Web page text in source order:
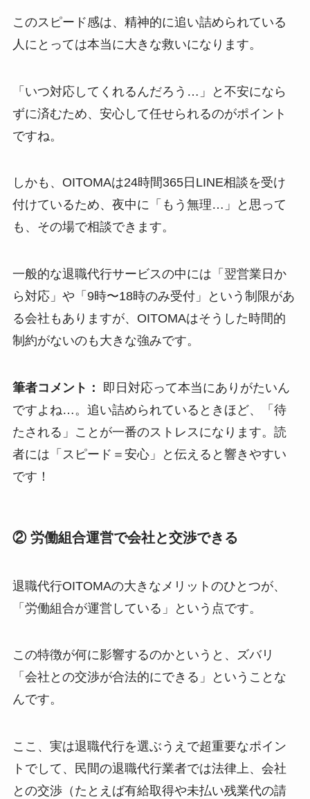
このスピード感は、精神的に追い詰められている
人にとっては本当に大きな救いになります。
「いつ対応してくれるんだろう…」と不安になら
ずに済むため、安心して任せられるのがポイント
ですね。
しかも、OITOMAは24時間365日LINE相談を受け
付けているため、夜中に「もう無理…」と思って
も、その場で相談できます。
一般的な退職代行サービスの中には「翌営業日か
ら対応」や「9時〜18時のみ受付」という制限があ
る会社もありますが、OITOMAはそうした時間的
制約がないのも大きな強みです。
筆者コメント：
即日対応って本当にありがたいん
ですよね…。追い詰められているときほど、「待
たされる」ことが一番のストレスになります。読
者には「スピード＝安心」と伝えると響きやすい
です！
② 労働組合運営で会社と交渉できる
退職代行OITOMAの大きなメリットのひとつが、
「労働組合が運営している」という点です。
この特徴が何に影響するのかというと、ズバリ
「会社との交渉が合法的にできる」ということな
んです。
ここ、実は退職代行を選ぶうえで超重要なポイン
トでして、民間の退職代行業者では法律上、会社
との交渉（たとえば有給取得や未払い残業代の請